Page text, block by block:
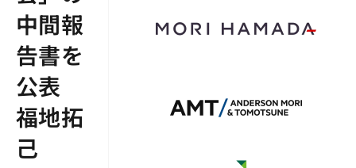
中間報
告書を
公表
福地拓
己